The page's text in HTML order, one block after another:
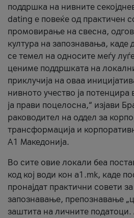
поддршка на нивните
dating е повеќе од практичен
промовирање на свесна,
култура на запознавања, каде
се темел на односите меѓу
цениме поддршката на
приклучија на оваа
нивното учество ја
ја прави поцелосна,“ изјави
раководител на оддел за
трансформација и
А1 Македонија.
Во сите овие локали беа
код кој води кон a1.mk, каде
пронајдат практични совети
запознавање, препознавање
заштита на личните податоци.